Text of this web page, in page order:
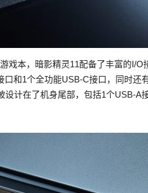
戏本，暗影精灵11配备了丰富的I/
口和1个全功能USB-C接口，同时还
设计在了机身尾部，包括1个USB-A